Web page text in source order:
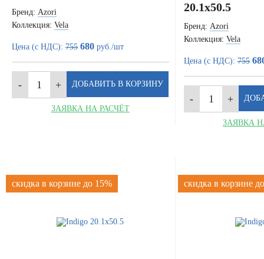
Бренд: Azori
Коллекция: Vela
Цена (с НДС): 755 680 руб./шт
ЗАЯВКА НА РАСЧЁТ
20.1x50.5
Бренд: Azori
Коллекция: Vela
Цена (с НДС):755
ЗАЯВКА
скидка в корзине до 15% скидка в корзине